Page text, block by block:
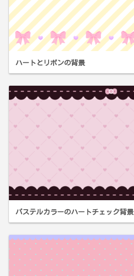
ハートとリボンの背景
パステルカラーのハートチェック背景